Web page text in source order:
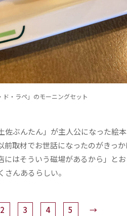
ド・ラペ」のモーニングセット
ぶんたん」が主人公になった絵
取材でお世話になったのがきっ
はそういう磁場があるから」と
んあるらしい。
2 3 4 5 →